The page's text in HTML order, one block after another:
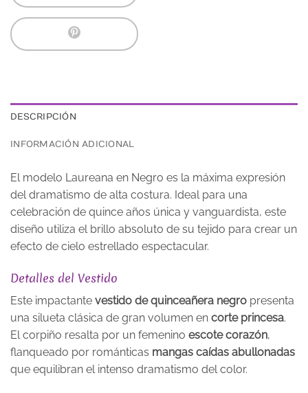
DESCRIPCIÓN
INFORMACIÓN ADICIONAL
El modelo Laureana en Negro es la máxima expresión
del dramatismo de alta costura. Ideal para una
celebración de quince años única y vanguardista, este
diseño utiliza el brillo absoluto de su tejido para crear un
efecto de cielo estrellado espectacular.
Detalles del Vestido
Este impactante vestido de quinceañera negro presenta
una silueta clásica de gran volumen en corte princesa.
El corpiño resalta por un femenino escote corazón,
flanqueado por románticas mangas caídas abullonadas
que equilibran el intenso dramatismo del color.